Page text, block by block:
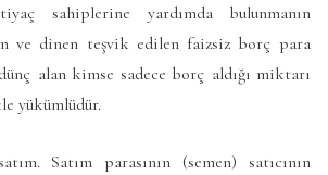
sahiplerine yardımda bulunmanın
ve dinen teşvik edilen faizsiz borç para
alan kimse sadece borç aldığı miktarı
yükümlüdür.
Satım parasının (semen) satıcının